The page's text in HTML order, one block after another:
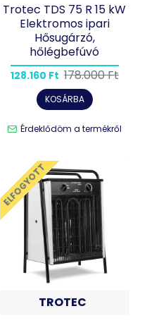
Trotec TDS 75 R 15 kW
Elektromos ipari
Hősugárzó,
hőlégbefúvó
128.160 Ft 178.000 Ft
KOSÁRBA
Érdeklődöm a termékről
ELFOGYOTT
TROTEC